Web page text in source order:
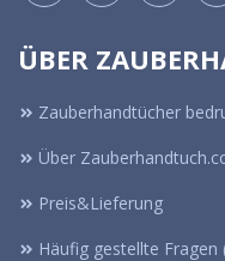
ÜBER
Zauberhandtücher
Über
Preis&Lieferung
Häufig gestellte Fragen